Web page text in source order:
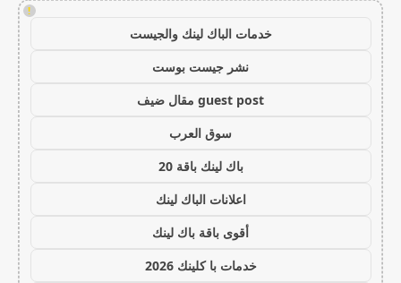
!
خدمات الباك لينك والجيست
نشر جيست بوست
guest post مقال ضيف
سوق العرب
باك لينك باقة 20
اعلانات الباك لينك
أقوى باقة باك لينك
خدمات با كلينك 2026